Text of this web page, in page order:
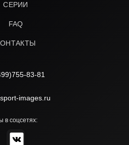
СЕРИИ
FAQ
83-81
images.ru
в соцсетях: